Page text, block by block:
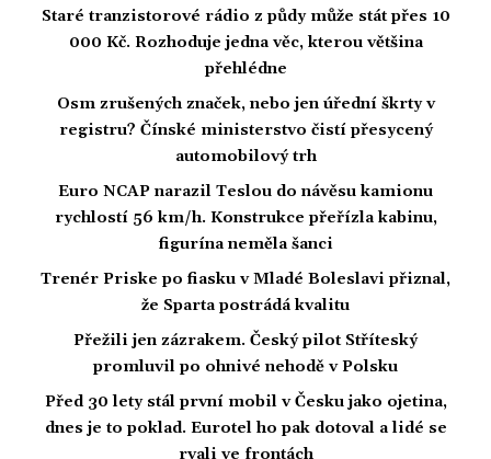
Staré tranzistorové rádio z půdy může stát přes 10
000 Kč. Rozhoduje jedna věc, kterou většina
přehlédne
Osm zrušených značek, nebo jen úřední škrty v
registru? Čínské ministerstvo čistí přesycený
automobilový trh
Euro NCAP narazil Teslou do návěsu kamionu
rychlostí 56 km/h. Konstrukce přeřízla kabinu,
figurína neměla šanci
Trenér Priske po fiasku v Mladé Boleslavi přiznal,
že Sparta postrádá kvalitu
Přežili jen zázrakem. Český pilot Stříteský
promluvil po ohnivé nehodě v Polsku
Před 30 lety stál první mobil v Česku jako ojetina,
dnes je to poklad. Eurotel ho pak dotoval a lidé se
rvali ve frontách